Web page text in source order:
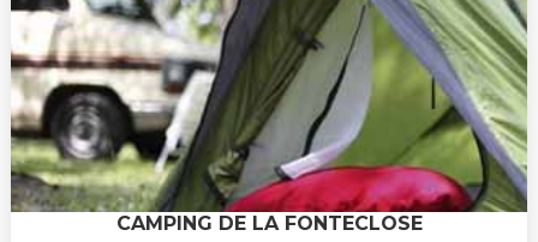
CAMPING DE LA FONTECLOSE